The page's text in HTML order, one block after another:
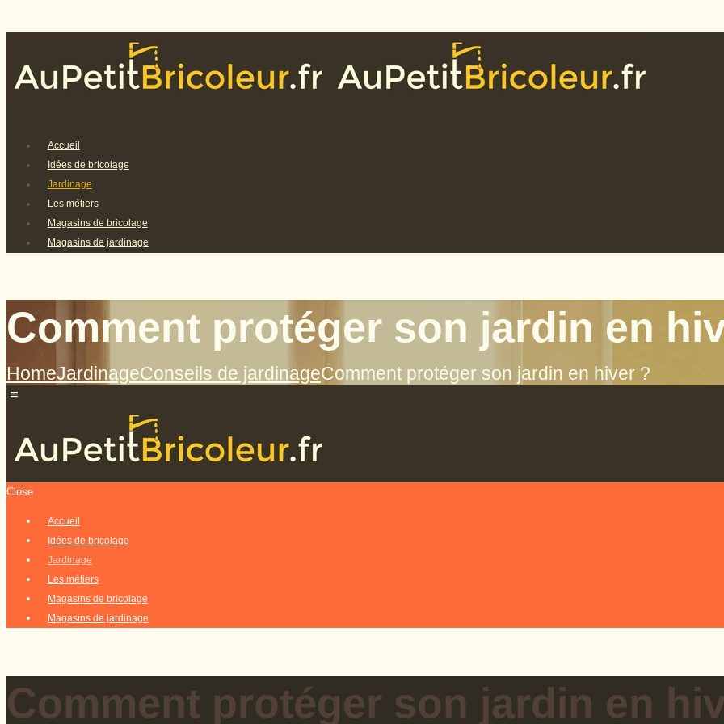
Accueil
Idées de bricolage
Jardinage
Les métiers
Magasins de bricolage
Magasins de jardinage
Comment protéger son jardin en
HomeJardinageConseils de jardinageComment protéger son jardin en hiver ?
Close
Accueil
Idées de bricolage
Jardinage
Les métiers
Magasins de bricolage
Magasins de jardinage
Comment protéger son jardin en